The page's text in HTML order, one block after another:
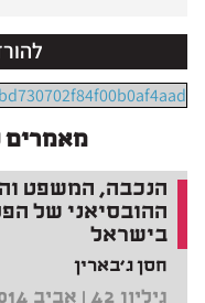
מאמרים
הנכבה, המשפט
ההובסיאני של
בישראל
חסן ג'בארין
גיליון 42 | אביב 2014